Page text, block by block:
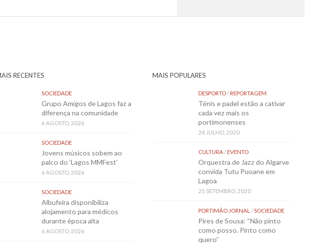
RECENTES
SOCIEDADE
Grupo Amigos de Lagos faz a
diferença na comunidade
6 AGOSTO, 2026
SOCIEDADE
Jovens músicos sobem ao
palco do ‘Lagos MMFest’
6 AGOSTO, 2026
SOCIEDADE
Albufeira disponibiliza
alojamento para médicos
durante época alta
6 AGOSTO, 2026
MAIS POPULARES
DESPORTO/REPORTAGEM
Ténis e padel estão a cativar
cada vez mais os
portimonenses
24 JULHO, 2020
CULTURA/EVENTO
Orquestra de Jazz do Algarve
convida Tutu Puoane em
Lagoa
25 SETEMBRO, 2020
PORTIMÃO JORNAL /SOCIEDADE
Pires de Sousa: “Não pinto
como posso. Pinto como
quero”